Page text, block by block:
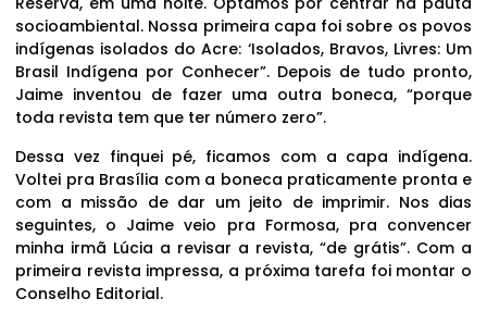
socioambiental. Nossa primeira capa foi sobre os povos
indígenas isolados do Acre: ‘Isolados, Bravos, Livres: Um
Brasil Indígena por Conhecer”. Depois de tudo pronto,
Jaime inventou de fazer uma outra boneca, “porque
toda revista tem que ter número zero”.
Dessa vez finquei pé, ficamos com a capa indígena.
Voltei pra Brasília com a boneca praticamente pronta e
com a missão de dar um jeito de imprimir. Nos dias
seguintes, o Jaime veio pra Formosa, pra convencer
minha irmã Lúcia a revisar a revista, “de grátis”. Com a
primeira revista impressa, a próxima tarefa foi montar o
Conselho Editorial.